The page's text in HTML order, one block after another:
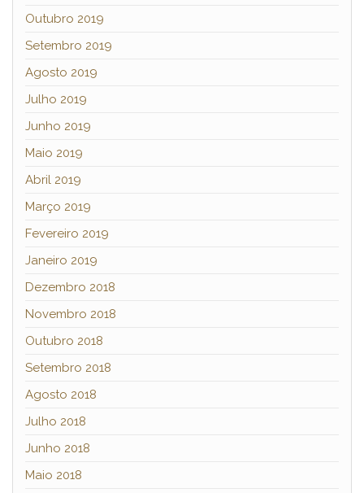
Outubro 2019
Setembro 2019
Agosto 2019
Julho 2019
Junho 2019
Maio 2019
Abril 2019
Março 2019
Fevereiro 2019
Janeiro 2019
Dezembro 2018
Novembro 2018
Outubro 2018
Setembro 2018
Agosto 2018
Julho 2018
Junho 2018
Maio 2018